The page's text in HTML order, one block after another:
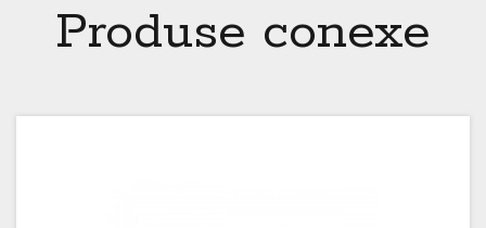
Produse conexe